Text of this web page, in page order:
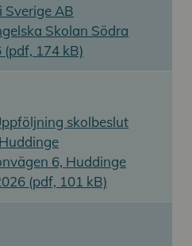
Sverige AB
Skolan Södra
174 kB)
skolbeslut
6, Huddinge
(pdf, 101 kB)